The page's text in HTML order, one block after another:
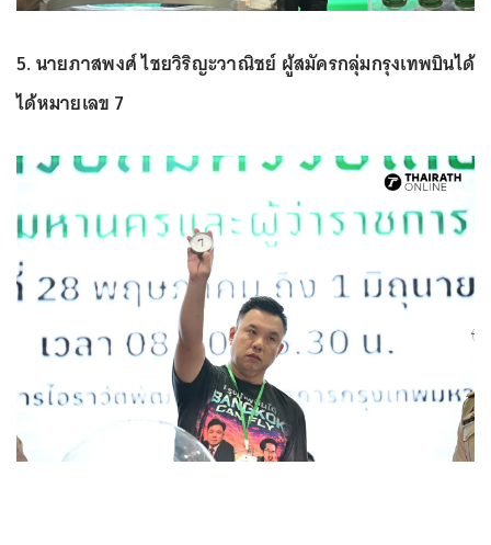
5. นายภาสพงศ์ ไชยวิริญะวาณิชย์ ผู้สมัครกลุ่มกรุงเทพบินได้
ได้หมายเลข 7